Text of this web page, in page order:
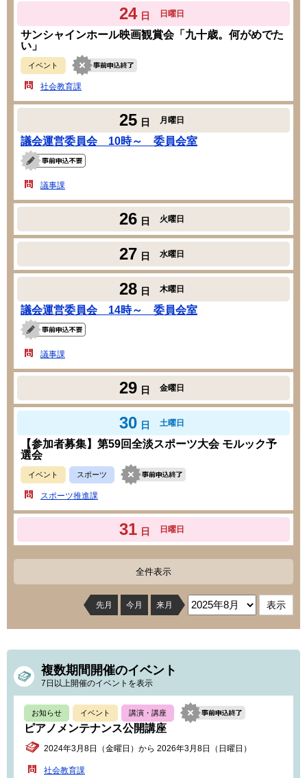
24 日 日曜日
サンシャインホール映画観賞会「九十歳。何がめでた
い」
イベント
社会教育課
25 日 月曜日
議会運営委員会 10時～ 委員会室
議事課
26 日 火曜日
27 日 水曜日
28 日 木曜日
議会運営委員会 14時～ 委員会室
議事課
29 日 金曜日
30 日 土曜日
【参加者募集】第59回全淡スポーツ大会 モルック予
選会
イベント スポーツ
スポーツ推進課
31 日 日曜日
全件表示
先月 今月 来月
複数期間開催のイベント
7日以上開催のイベントを表示
お知らせ イベント 講演・講座
ピアノメンテナンス公開講座
2024年3月8日（金曜日）から 2026年3月8日（日曜日）
社会教育課